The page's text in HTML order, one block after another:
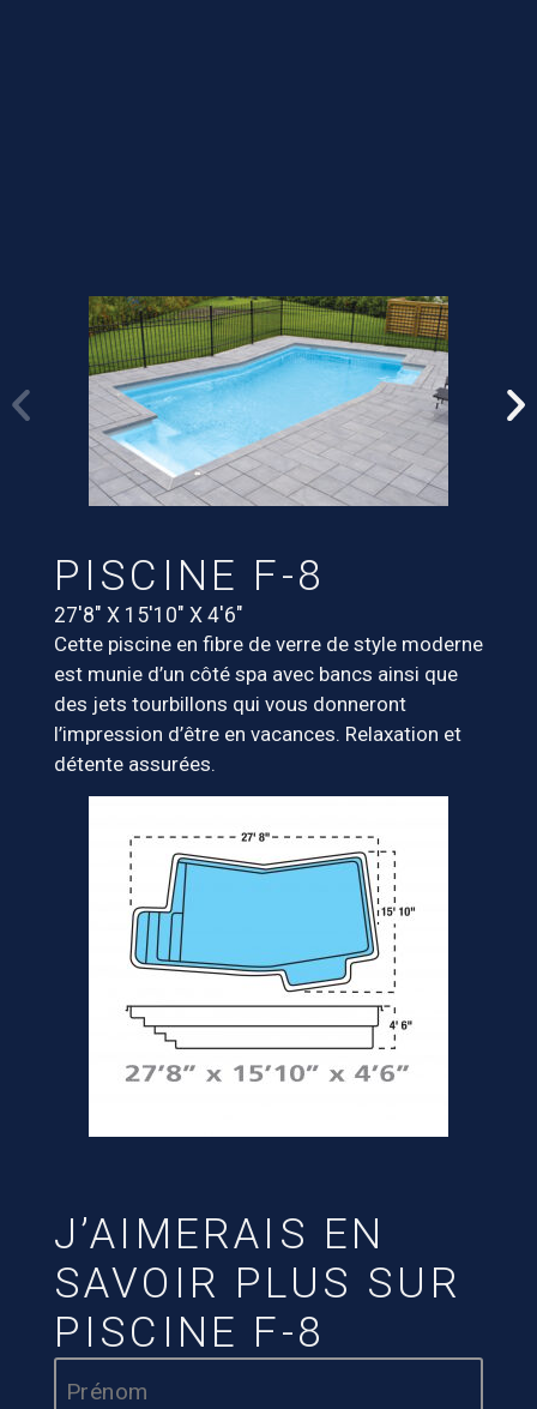
PISCINE F-8
27′8″ X 15′10″ X 4′6″
Cette piscine en fibre de verre de style moderne
est munie d’un côté spa avec bancs ainsi que
des jets tourbillons qui vous donneront
l’impression d’être en vacances. Relaxation et
détente assurées.
J’AIMERAIS EN
SAVOIR PLUS SUR
PISCINE F-8